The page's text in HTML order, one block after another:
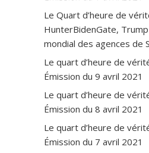
Le Quart d’heure de
HunterBidenGate,
mondial des agences de
Le quart d’heure de
Émission du 9 avril 2021
Le quart d’heure de
Émission du 8 avril 2021
Le quart d’heure de
Émission du 7 avril 2021